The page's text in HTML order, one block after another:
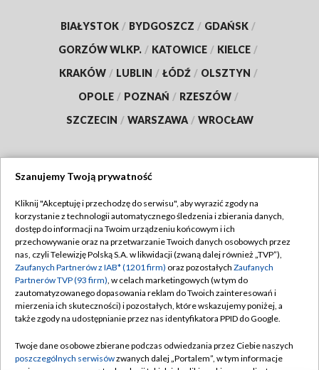
BIAŁYSTOK / BYDGOSZCZ / GDAŃSK /
GORZÓW WLKP. / KATOWICE / KIELCE /
KRAKÓW / LUBLIN / ŁÓDŹ / OLSZTYN /
OPOLE / POZNAŃ / RZESZÓW /
SZCZECIN / WARSZAWA / WROCŁAW
TVP
Abonament TVP
Emisja w TVP
Centrum informacji TVP
Naziemna Telewizja Cyfrowa
Rada Programowa
Regulamin TVP
Polityka prywatności
Moje zgody
Pomoc
Kontakt
Szanujemy Twoją prywatność
Kliknij "Akceptuję i przechodzę do serwisu", aby wyrazić zgody na
korzystanie z technologii automatycznego śledzenia i zbierania danych,
dostęp do informacji na Twoim urządzeniu końcowym i ich
przechowywanie oraz na przetwarzanie Twoich danych osobowych przez
nas, czyli Telewizję Polską S.A. w likwidacji (zwaną dalej również „TVP”),
Zaufanych Partnerów z IAB* (1201 firm) oraz pozostałych Zaufanych
Partnerów TVP (93 firm), w celach marketingowych (w tym do
zautomatyzowanego dopasowania reklam do Twoich zainteresowań i
mierzenia ich skuteczności) i pozostałych, które wskazujemy poniżej, a
także zgody na udostępnianie przez nas identyfikatora PPID do Google.
Twoje dane osobowe zbierane podczas odwiedzania przez Ciebie naszych
poszczególnych serwisówzwanych dalej „Portalem”, w tym informacje